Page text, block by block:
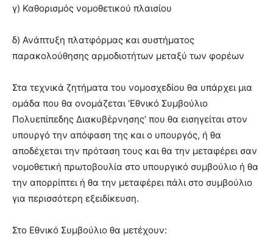
γ) Καθορισμός νομοθετικού πλαισίου
δ) Ανάπτυξη πλατφόρμας και συστήματος
παρακολούθησης αρμοδιοτήτων μεταξύ των φορέων
Στα τεχνικά ζητήματα του νομοσχεδίου θα υπάρχει μια
ομάδα που θα ονομάζεται ‘Εθνικό Συμβούλιο
Πολυεπίπεδης Διακυβέρνησης’ που θα εισηγείται στον
υπουργό την απόφαση της και ο υπουργός, ή θα
αποδέχεται την πρόταση τους και θα την μεταφέρει σαν
νομοθετική πρωτοβουλία στο υπουργικό συμβούλιο ή θα
την απορρίπτει ή θα την μεταφέρει πάλι στο συμβούλιο
για περισσότερη εξειδίκευση.
Στο Εθνικό Συμβούλιο θα μετέχουν: